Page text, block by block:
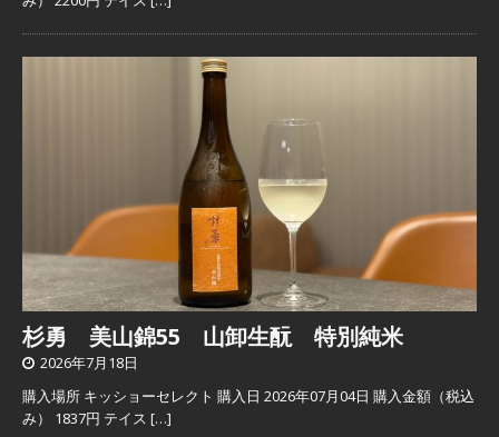
杉勇 美山錦55 山卸生酛 特別純米
2026年7月18日
購入場所 キッショーセレクト 購入日 2026年07月04日 購入金額（税込
み） 1837円 テイス […]